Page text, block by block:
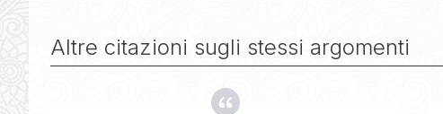
Altre citazioni sugli stessi argomenti